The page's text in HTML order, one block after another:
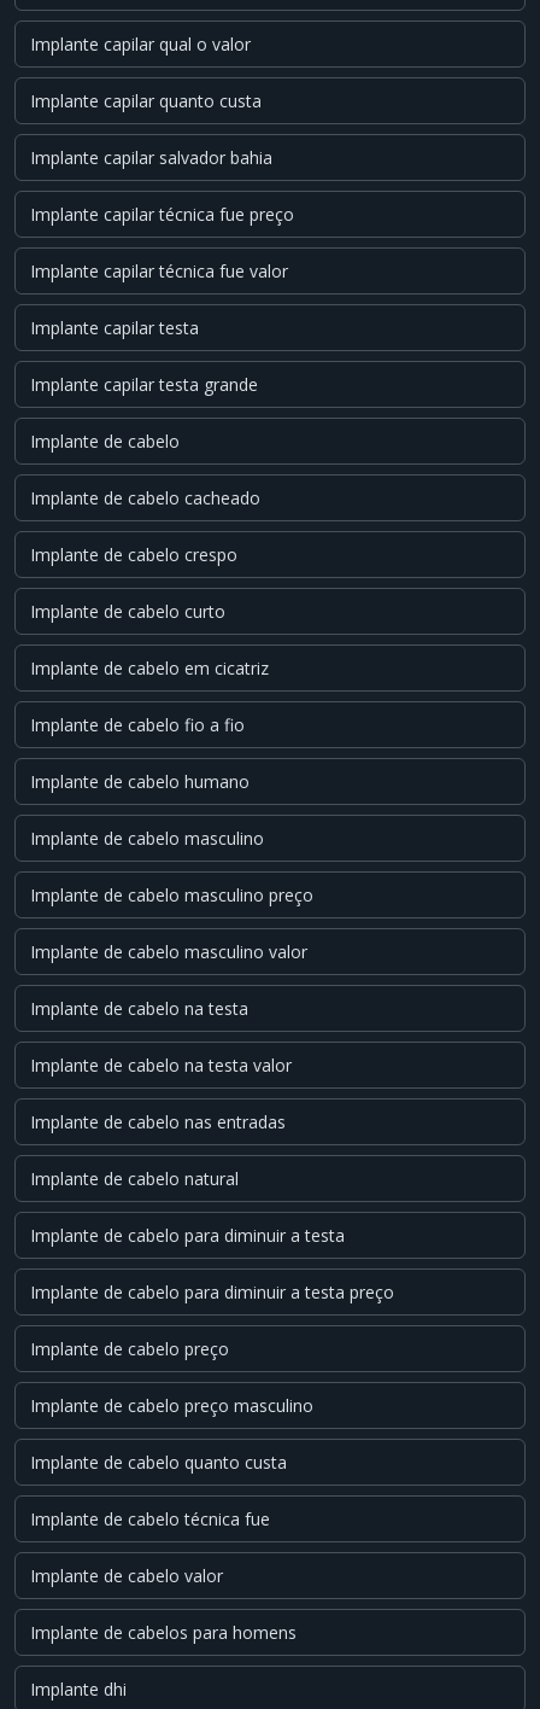
Implante capilar qual o valor
Implante capilar quanto custa
Implante capilar salvador bahia
Implante capilar técnica fue preço
Implante capilar técnica fue valor
Implante capilar testa
Implante capilar testa grande
Implante de cabelo
Implante de cabelo cacheado
Implante de cabelo crespo
Implante de cabelo curto
Implante de cabelo em cicatriz
Implante de cabelo fio a fio
Implante de cabelo humano
Implante de cabelo masculino
Implante de cabelo masculino preço
Implante de cabelo masculino valor
Implante de cabelo na testa
Implante de cabelo na testa valor
Implante de cabelo nas entradas
Implante de cabelo natural
Implante de cabelo para diminuir a testa
Implante de cabelo para diminuir a testa preço
Implante de cabelo preço
Implante de cabelo preço masculino
Implante de cabelo quanto custa
Implante de cabelo técnica fue
Implante de cabelo valor
Implante de cabelos para homens
Implante dhi